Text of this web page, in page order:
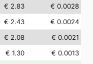
€ 2.83
€ 0.0028
€ 2.43
€ 0.0024
€ 2.08
€ 0.0021
€ 1.30
€ 0.0013